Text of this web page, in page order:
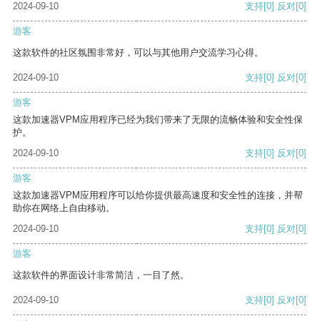
2024-09-10
支持[0] 反对[0]
游客
这款软件的社区氛围非常好，可以与其他用户交流学习心得。
2024-09-10 支持[0] 反对[0]
游客
这款加速器VPM应用程序已经为我们带来了无限的流畅体验和安全性保
护。
2024-09-10
支持[0] 反对[0]
游客
这款加速器VPM应用程序可以给你提供最高速度和安全性的连接，并帮
助你在网络上自由移动。
2024-09-10
支持[0] 反对[0]
游客
这款软件的界面设计非常简洁，一目了然。
2024-09-10 支持[0] 反对[0]